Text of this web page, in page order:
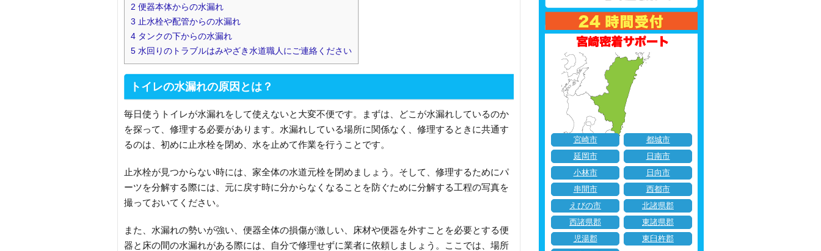
2 便器本体からの水漏れ
3 止水栓や配管からの水漏れ
4 タンクの下からの水漏れ
5 水回りのトラブルはみやざき水道職人にご連絡ください
トイレの水漏れの原因とは？
毎日使うトイレが水漏れをして使えないと大変不便です。まずは、どこが水漏れしているのか
を探って、修理する必要があります。水漏れしている場所に関係なく、修理するときに共通す
るのは、初めに止水栓を閉め、水を止めて作業を行うことです。
止水栓が見つからない時には、家全体の水道元栓を閉めましょう。そして、修理するためにパ
ーツを分解する際には、元に戻す時に分からなくなることを防ぐために分解する工程の写真を
撮っておいてください。
また、水漏れの勢いが強い、便器全体の損傷が激しい、床材や便器を外すことを必要とする便
器と床の間の水漏れがある際には、自分で修理せずに業者に依頼しましょう。ここでは、場所
宮崎市
都城市
延岡市
日南市
小林市
日向市
串間市
西都市
えびの市
北諸県郡
西諸県郡
東諸県郡
児湯郡
東臼杵郡